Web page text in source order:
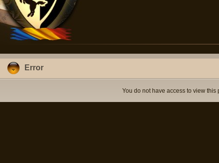
Error
You do not have access to view this